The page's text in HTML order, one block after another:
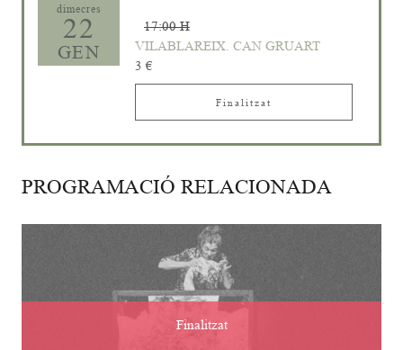
dimecres
22
GEN
17:00 H
VILABLAREIX. CAN GRUART
3 €
Finalitzat
PROGRAMACIÓ RELACIONADA
Finalitzat